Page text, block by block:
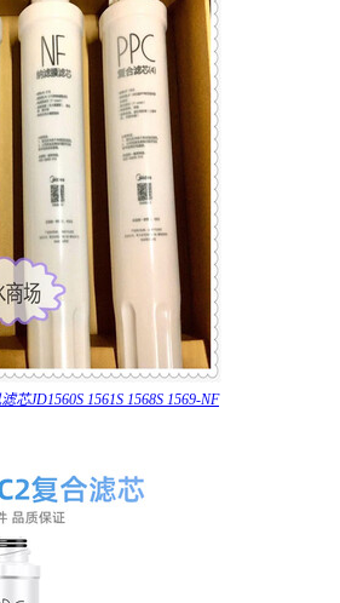
JD1560S 1561S 1568S 1569-NF